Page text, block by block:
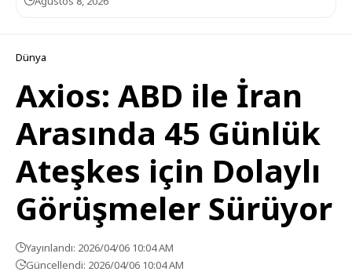
Dünya
Axios: ABD ile İran
Arasında 45 Günlük
Ateşkes için Dolaylı
Görüşmeler Sürüyor
Yayınlandı: 2026/04/06 10:04 AM
Güncellendi: 2026/04/06 10:04 AM